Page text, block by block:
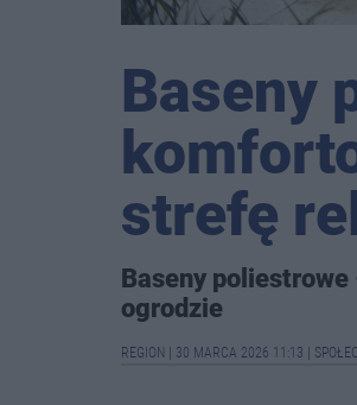
Baseny
strefę
Baseny
ogrodzie
REGION 30 MARCA 2026 11:13